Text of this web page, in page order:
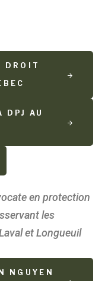
DROIT
DPJ AU
en protection
les
et Longueuil
NGUYEN